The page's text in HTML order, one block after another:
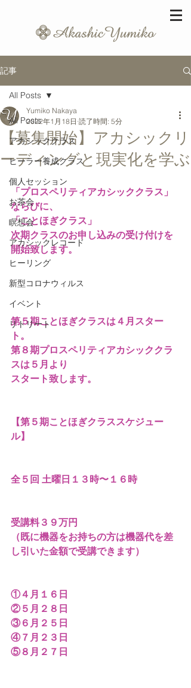
記事
All Posts
アカシッククラス
ヒーラー養成クラス
個人セッション
お茶会
瞑想会
アカシックレコード
ヒーリング
新型コロナウィルス
イベント
リトリート
All Posts
【募集開始】アカシックリ
ーディングと現実化を学ぶ
Yumiko Nakaya
2022年1月18日 読了時間: 5分
「プロスペリティアカシッククラス」
ならびに、
「ことほぎクラス」
次期クラスのお申し込みの受け付けを
開始致します。
第５期ことほぎクラスは４月スター
ト。
第８期プロスペリティアカシッククラ
スは５月より
スタート致します。
【第５期ことほぎクラススケジュー
ル】
全５回 土曜日１３時〜１６時
受講料３９万円
（既に機器をお持ちの方は機器代を差
し引いた金額で受講できます）
①４月１６日
②５月２８日
③６月２５日
④７月２３日
⑤８月２７日